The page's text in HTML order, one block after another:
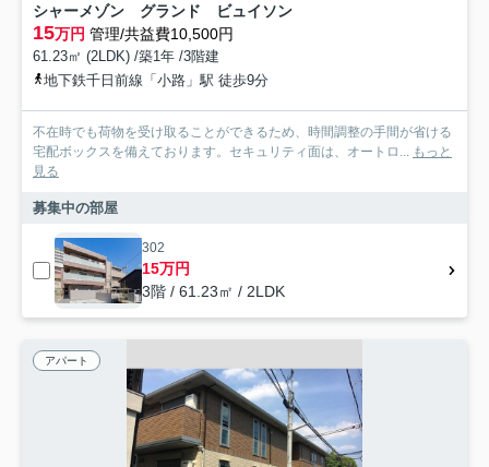
シャーメゾン グランド ビュイソン
15万円 管理/共益費10,500円
61.23㎡ (2LDK) /築1年 /3階建
地下鉄千日前線「小路」駅 徒歩9分
不在時でも荷物を受け取ることができるため、時間調整の手間が省ける
宅配ボックスを備えております。セキュリティ面は、オートロ... もっと
見る
募集中の部屋
302
15万円
3階 / 61.23㎡ / 2LDK
アパート